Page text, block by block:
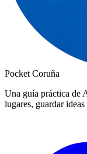
Pocket Coruña
Una guía práctica de
lugares, guardar